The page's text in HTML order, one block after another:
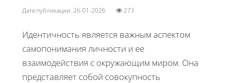
Дата публикации: 26-01-2026 273
Идентичность является важным аспектом
самопонимания личности и ее
взаимодействия с окружающим миром. Она
представляет собой совокупность